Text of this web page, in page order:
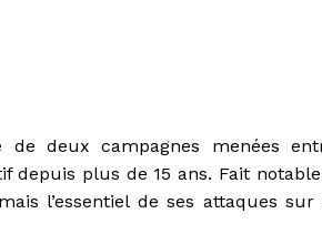
de deux campagnes menées
depuis plus de 15 ans. Fait
l’essentiel de ses attaques